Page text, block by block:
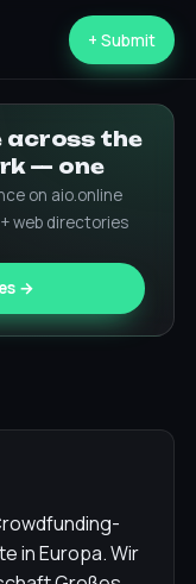
+ Submit
across the
— one
on aio.online
web directories
→
in Europa. Wir